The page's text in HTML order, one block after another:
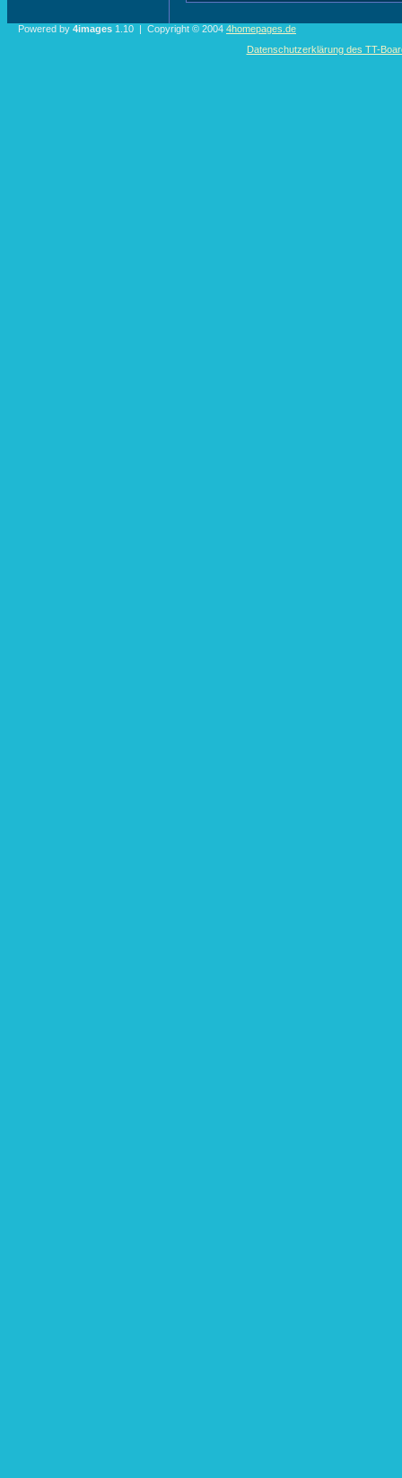
Powered by 4images 1.10 | Copyright © 2004 4homepages.de
Datenschutzerklärung des TT-